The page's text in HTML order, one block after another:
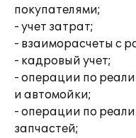
покупателями;
- учет затрат;
- взаиморасчеты с
- кадровый учет;
- операции по
и автомойки;
- операции по
запчастей;